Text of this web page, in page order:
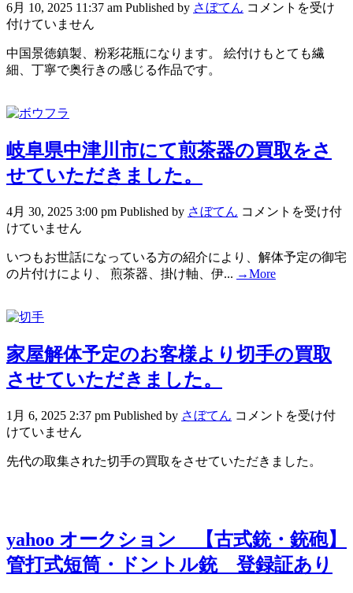
6月 10, 2025 11:37 am Published by さぼてん コメントを受け
付けていません
中国景徳鎮製、粉彩花瓶になります。 絵付けもとても繊
細、丁寧で奥行きの感じる作品です。
岐阜県中津川市にて煎茶器の買取をさ
せていただきました。
4月 30, 2025 3:00 pm Published by さぼてん コメントを受け付
けていません
いつもお世話になっている方の紹介により、解体予定の御宅
の片付けにより、 煎茶器、掛け軸、伊... →More
家屋解体予定のお客様より切手の買取
させていただきました。
1月 6, 2025 2:37 pm Published by さぼてん コメントを受け付
けていません
先代の取集された切手の買取をさせていただきました。
yahoo オークション 【古式銃・銃砲】
管打式短筒・ドントル銃 登録証あり